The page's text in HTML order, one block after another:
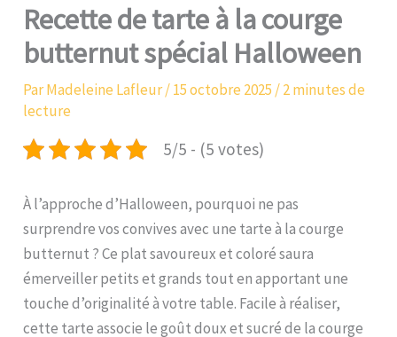
Recette de tarte à la courge
butternut spécial Halloween
ParMadeleine Lafleur/15 octobre 2025 /2 minutes de
lecture
5/5 - (5 votes)
À l’approche d’Halloween, pourquoi ne pas
surprendre vos convives avec une tarte à la courge
butternut ? Ce plat savoureux et coloré saura
émerveiller petits et grands tout en apportant une
touche d’originalité à votre table. Facile à réaliser,
cette tarte associe le goût doux et sucré de la courge